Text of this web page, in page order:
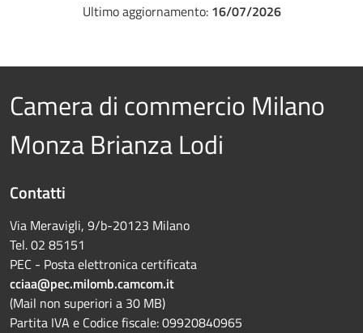
Ultimo aggiornamento: 16/07/2026
Camera di commercio Milano
Monza Brianza Lodi
Contatti
Via Meravigli, 9/b-20123 Milano
Tel. 02 85151
PEC - Posta elettronica certificata
cciaa@pec.milomb.camcom.it
(Mail non superiori a 30 MB)
Partita IVA e Codice fiscale: 09920840965